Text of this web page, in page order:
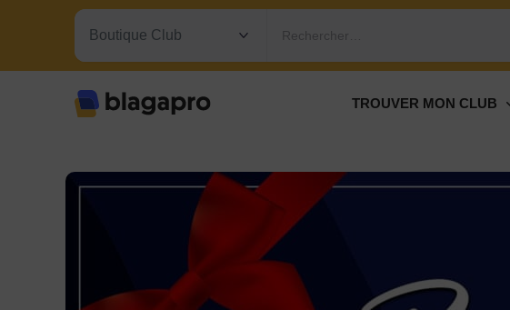
Rechercher…
TROUVER MON CLUB